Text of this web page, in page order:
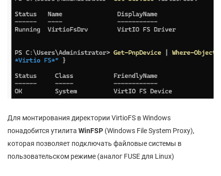
Для монтирования директории VirtioFS в Windows
понадобится утилита WinFSP (Windows File System Proxy),
которая позволяет подключать файловые системы в
пользовательском режиме (аналог FUSE для Linux)